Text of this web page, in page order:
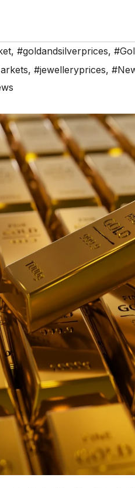
, #goldandsilverprices,
, #jewelleryprices,